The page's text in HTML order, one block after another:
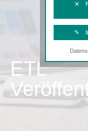
ETL
✕
✎